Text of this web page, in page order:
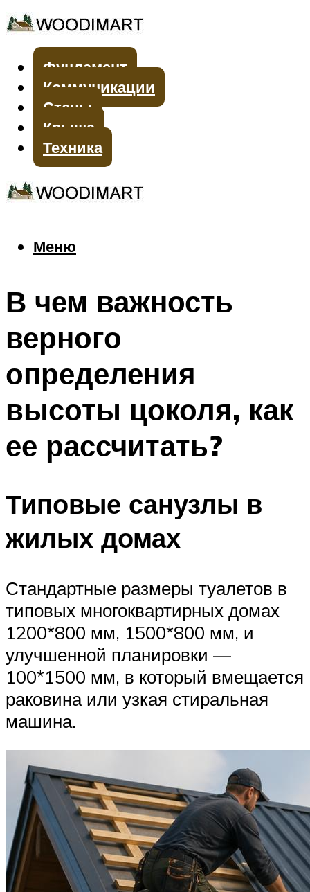
Фундамент
Коммуникации
Стены
Крыша
Техника
Меню
Меню
В чем важность
верного
определения
высоты цоколя, как
ее рассчитать?
Типовые санузлы в
жилых домах
Стандартные размеры туалетов в
типовых многоквартирных домах
1200*800 мм, 1500*800 мм, и
улучшенной планировки —
100*1500 мм, в который вмещается
раковина или узкая стиральная
машина.